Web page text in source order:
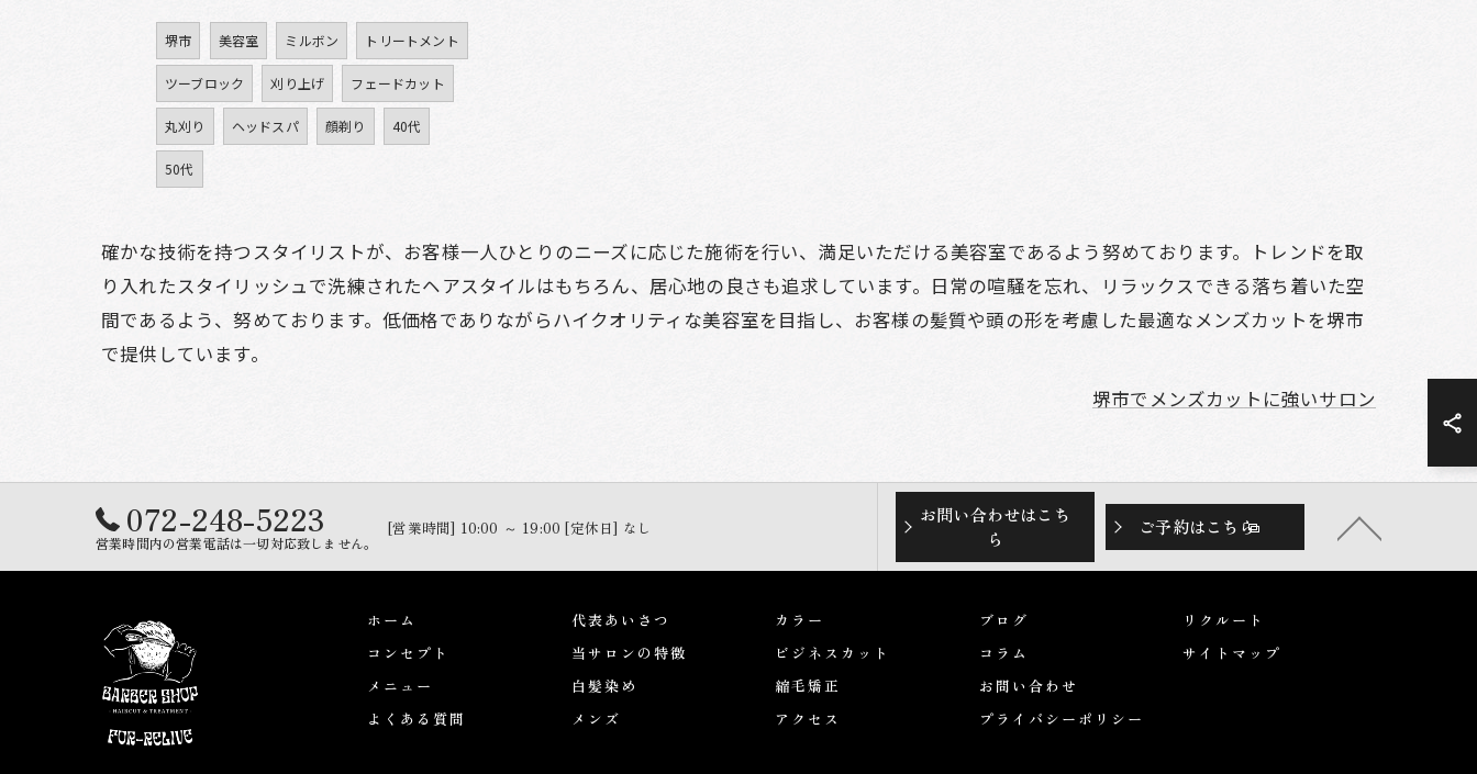
堺市 美容室 ミルボン トリートメント
ツーブロック 刈り上げ フェードカット
丸刈り ヘッドスパ 顔剃り 40代
50代
確かな技術を持つスタイリストが、お客様一人ひとりのニーズに応じた施術を行い、満足いただける美容室であるよう努めております。トレンドを取
り入れたスタイリッシュで洗練されたヘアスタイルはもちろん、居心地の良さも追求しています。日常の喧騒を忘れ、リラックスできる落ち着いた空
間であるよう、努めております。低価格でありながらハイクオリティな美容室を目指し、お客様の髪質や頭の形を考慮した最適なメンズカットを堺市
で提供しています。
堺市でメンズカットに強いサロン
072-248-5223
営業時間内の営業電話は一切対応致しません。
[営業時間] 10:00 ～ 19:00 [定休日] なし
お問い合わせはこち
ら
ご予約はこちら
ホーム
コンセプト
メニュー
よくある質問
代表あいさつ
当サロンの特徴
白髪染め
メンズ
カラー
ビジネスカット
縮毛矯正
アクセス
ブログ
コラム
お問い合わせ
プライバシーポリシー
リクルート
サイトマップ